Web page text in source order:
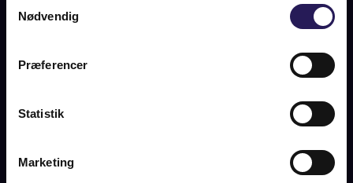
Nødvendig
Præferencer
Statistik
Marketing
adgang til tre skønne soveværelser. Rundt om huset er der
skønt terrasseområde, hvorfra der er adgang til havens
henvender sig det sanselige naturelskende menneske, som
drømmer om at bo med luft under vingerne, højt til himlen